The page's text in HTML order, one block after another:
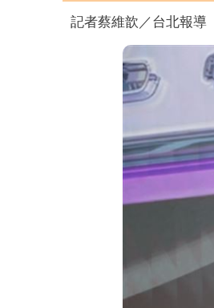
記者蔡維歆／台北報導